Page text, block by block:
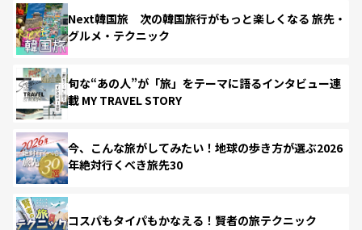
Next韓国旅 次の韓国旅行がもっと楽しくなる 旅先・
グルメ・テクニック
旬な“あの人”が「旅」をテーマに語るインタビュー連
載 MY TRAVEL STORY
今、こんな旅がしてみたい！地球の歩き方が選ぶ2026
年絶対行くべき旅先30
コスパもタイパもかなえる！賢者の旅テクニック